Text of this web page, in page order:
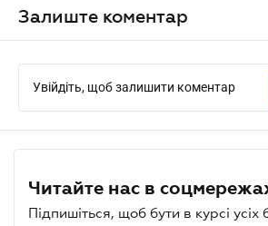
Залиште коментар
Увійдіть, щоб залишити коментар
Читайте нас в
Підпишіться, щоб бути в курсі усіх